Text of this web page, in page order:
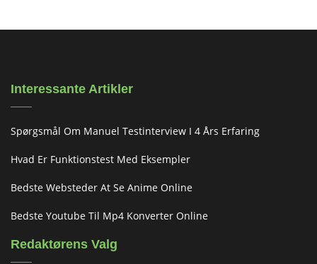
Interessante Artikler
Spørgsmål Om Manuel Testinterview I 4 Års Erfaring
Hvad Er Funktionstest Med Eksempler
Bedste Websteder At Se Anime Online
Bedste Youtube Til Mp4 Konverter Online
Redaktørens Valg